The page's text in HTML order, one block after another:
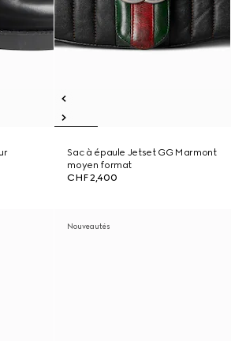
Sac à épaule Jetset GG Marmont
moyen format
CHF 2,400
Nouveautés